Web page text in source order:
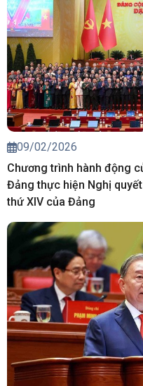
09/02/2026
Chương trình hành động
Đảng thực hiện Nghị
thứ XIV của Đảng